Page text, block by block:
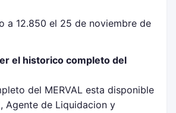
a 12.850 el 25 de noviembre de
el historico completo del
del MERVAL esta disponible
Agente de Liquidacion y